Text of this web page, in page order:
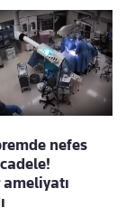
nefes